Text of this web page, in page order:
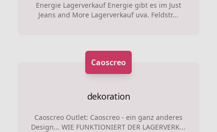
Energie Lagerverkauf Energie gibt es im Just
Jeans and More Lagerverkauf uva. Feldstr...
Caoscreo
dekoration
Caoscreo Outlet: Caoscreo - ein ganz anderes
Design... WIE FUNKTIONIERT DER LAGERVERK...